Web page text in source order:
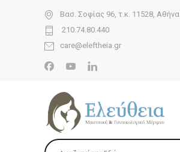
Βασ. Σοφίας 96, τ.κ. 11528, Αθήνα
210.74.80.440
care@eleftheia.gr